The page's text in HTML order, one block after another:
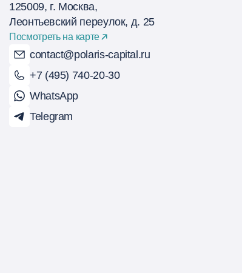
125009, г. Москва,
Леонтьевский переулок, д. 25
Посмотреть на карте
contact@polaris-capital.ru
+7 (495) 740-20-30
WhatsApp
Telegram